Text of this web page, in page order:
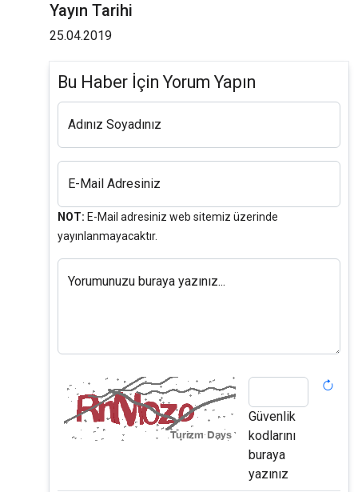
Yayın Tarihi
25.04.2019
Bu Haber İçin Yorum Yapın
Adınız Soyadınız
E-Mail Adresiniz
NOT: E-Mail adresiniz web sitemiz üzerinde
yayınlanmayacaktır.
Yorumunuzu buraya yazınız...
Güvenlik
kodlarını
buraya
yazınız